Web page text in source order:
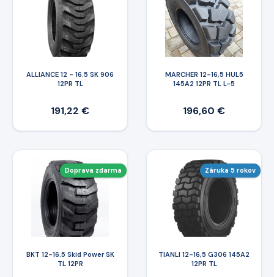
ALLIANCE 12 - 16.5 SK 906
12PR TL
191,22 €
MARCHER 12-16,5 HUL5
145A2 12PR TL L-5
196,60 €
Doprava zdarma
BKT 12-16.5 Skid Power SK
TL 12PR
Záruka 5 rokov
TIANLI 12-16,5 G306 145A2
12PR TL